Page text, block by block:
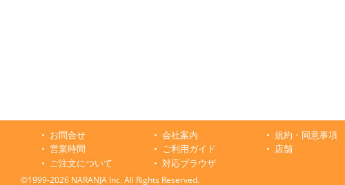
お問合せ 会社案内
規約・同意事項
営業時間
ご利用ガイド
店舗
ご注文について
対応ブラウザ
©1999-2026 NARANJA Inc. All Rights Reserved.